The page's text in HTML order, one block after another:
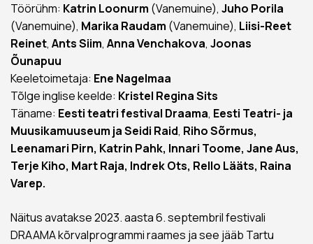
Töörühm: Katrin Loonurm (Vanemuine), Juho Porila
(Vanemuine), Marika Raudam (Vanemuine), Liisi-Reet
Reinet, Ants Siim, Anna Venchakova, Joonas
Õunapuu
Keeletoimetaja: Ene Nagelmaa
Tõlge inglise keelde: Kristel Regina Sits
Täname: Eesti teatri festival Draama, Eesti Teatri- ja
Muusikamuuseum ja Seidi Raid, Riho Sõrmus,
Leenamari Pirn, Katrin Pahk, Innari Toome, Jane Aus,
Terje Kiho, Mart Raja, Indrek Ots, Rello Lääts, Raina
Varep.
Näitus avatakse 2023. aasta 6. septembril festivali
DRAAMA kõrvalprogrammi raames ja see jääb Tartu